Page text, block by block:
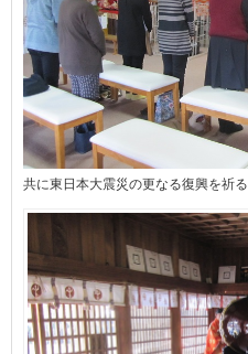
共に東日本大震災の更なる復興を祈る